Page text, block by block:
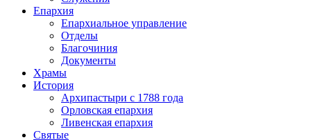
Епархия
Епархиальное управление
Отделы
Благочиния
Документы
Храмы
История
Архипастыри с 1788 года
Орловская епархия
Ливенская епархия
Святые